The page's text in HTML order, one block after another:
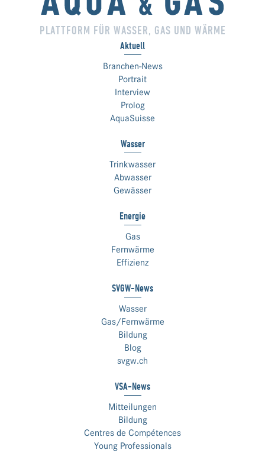
PLATTFORM FÜR WASSER, GAS UND WÄRME
Aktuell
Branchen-News
Portrait
Interview
Prolog
AquaSuisse
Wasser
Trinkwasser
Abwasser
Gewässer
Energie
Gas
Fernwärme
Effizienz
SVGW-News
Wasser
Gas/Fernwärme
Bildung
Blog
svgw.ch
VSA-News
Mitteilungen
Bildung
Centres de Compétences
Young Professionals